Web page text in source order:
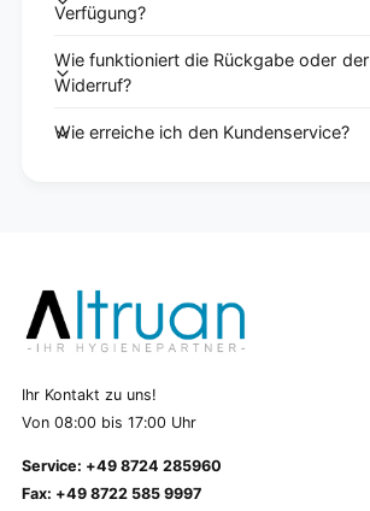
Verfügung?
Wie funktioniert die Rückgabe oder der
Widerruf?
Wie erreiche ich den Kundenservice?
Ihr Kontakt zu uns!
Von 08:00 bis 17:00 Uhr
Service: +49 8724 285960
Fax: +49 8722 585 9997